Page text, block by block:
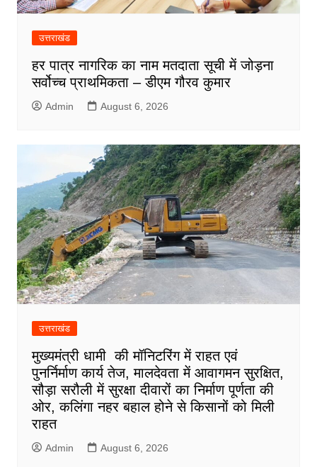
उत्तराखंड
हर पात्र नागरिक का नाम मतदाता सूची में जोड़ना
सर्वोच्च प्राथमिकता – डीएम गौरव कुमार
Admin August 6, 2026
उत्तराखंड
मुख्यमंत्री धामी की मॉनिटरिंग में राहत एवं
पुनर्निर्माण कार्य तेज, मालदेवता में आवागमन सुरक्षित,
सौड़ा सरौली में सुरक्षा दीवारों का निर्माण पूर्णता की
ओर, कलिंगा नहर बहाल होने से किसानों को मिली
राहत
Admin August 6, 2026